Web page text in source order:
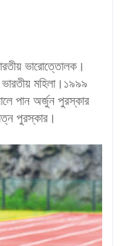
ভারোত্তোলক।
মহিলা।১৯৯৯
পান অর্জুন পুরস্কার
পুরস্কার।